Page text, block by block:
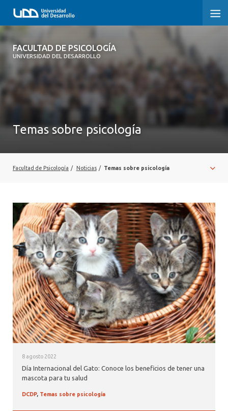
FACULTAD DE PSICOLOGÍA
UNIVERSIDAD DEL DESARROLLO
FACULTAD DE PSICOLOGÍA
VINCULACIÓN CON EL MEDIO
ALUMNI PSICOLOGÍA UDD
SERVICIO DE PSICOLOGÍA INTEGRAL
Temas sobre psicología
Facultad de Psicología / Noticias / Temas sobre psicología
8 agosto 2022
Día Internacional del Gato: Conoce los beneficios de tener una
mascota para tu salud
DCDP, Temas sobre psicología